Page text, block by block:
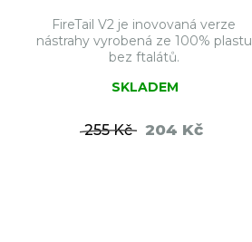
FireTail V2 je inovovaná verze
nástrahy vyrobená ze 100% plastu
bez ftalátů.
SKLADEM
255 Kč 204 Kč